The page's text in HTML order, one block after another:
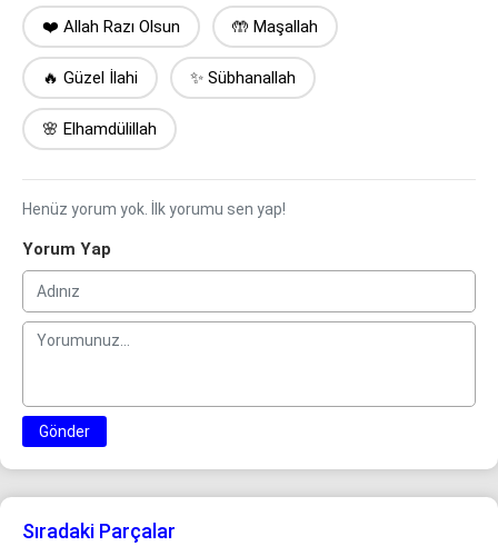
❤️ Allah Razı Olsun 🤲 Maşallah
🔥 Güzel İlahi ✨ Sübhanallah
🌸 Elhamdülillah
Henüz yorum yok. İlk yorumu sen yap!
Yorum Yap
Gönder
Sıradaki Parçalar